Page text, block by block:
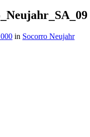
in Socorro Neujahr